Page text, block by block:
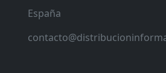
España